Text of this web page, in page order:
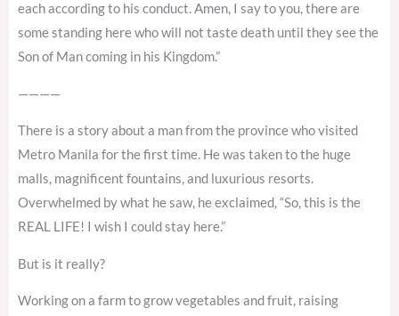
each according to his conduct. Amen, I say to you, there are
some standing here who will not taste death until they see the
Son of Man coming in his Kingdom.”
————
There is a story about a man from the province who visited
Metro Manila for the first time. He was taken to the huge
malls, magnificent fountains, and luxurious resorts.
Overwhelmed by what he saw, he exclaimed, “So, this is the
REAL LIFE! I wish I could stay here.”
But is it really?
Working on a farm to grow vegetables and fruit, raising